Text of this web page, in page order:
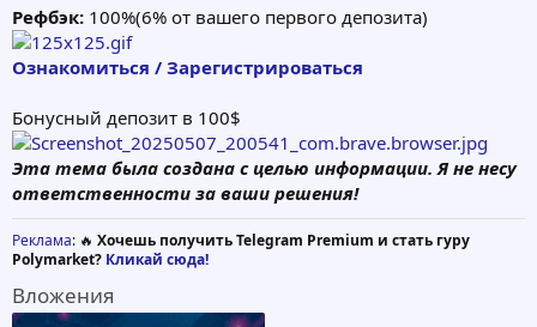
выбранного вами плана.
Рефбэк: 100%(6% от вашего первого депозита)
Ознакомиться / Зарегистрироваться
Бонусный депозит в 100$
Эта тема была создана с целью информации. Я не несу
ответственности за ваши решения!
Реклама: 🔥 Хочешь получить Telegram Premium и стать гуру
Polymarket? Кликай сюда!
Вложения